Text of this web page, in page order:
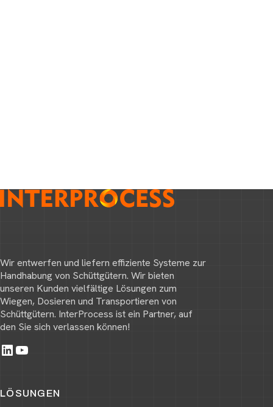
Wir entwerfen und liefern effiziente Systeme zur
Handhabung von Schüttgütern. Wir bieten
unseren Kunden vielfältige Lösungen zum
Wiegen, Dosieren und Transportieren von
Schüttgütern. InterProcess ist ein Partner, auf
den Sie sich verlassen können!
LinkedIn
YouTube
LÖSUNGEN